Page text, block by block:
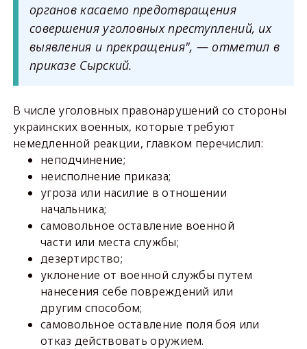
органов касаемо предотвращения
совершения уголовных преступлений, их
выявления и прекращения", — отметил в
приказе Сырский.
В числе уголовных правонарушений со стороны
украинских военных, которые требуют
немедленной реакции, главком перечислил:
неподчинение;
неисполнение приказа;
угроза или насилие в отношении
начальника;
самовольное оставление военной
части или места службы;
дезертирство;
уклонение от военной службы путем
нанесения себе повреждений или
другим способом;
самовольное оставление поля боя или
отказ действовать оружием.